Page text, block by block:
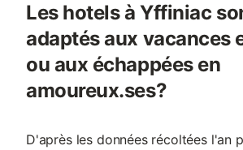
Les hotels à Yffiniac
adaptés aux vacances
ou aux échappées en
amoureux.ses?
D'après les données récoltées l'an